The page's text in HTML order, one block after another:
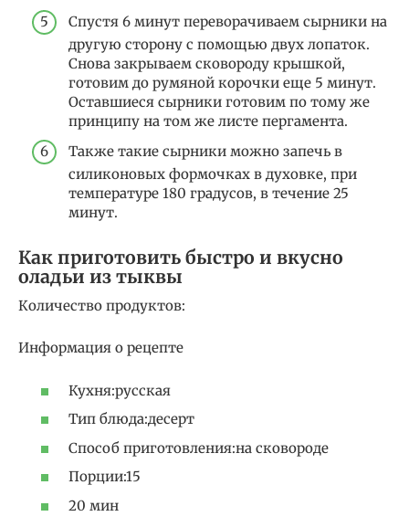
Спустя 6 минут переворачиваем сырники на
другую сторону с помощью двух лопаток.
Снова закрываем сковороду крышкой,
готовим до румяной корочки еще 5 минут.
Оставшиеся сырники готовим по тому же
принципу на том же листе пергамента.
Также такие сырники можно запечь в
силиконовых формочках в духовке, при
температуре 180 градусов, в течение 25
минут.
Как приготовить быстро и вкусно
оладьи из тыквы
Количество продуктов:
Информация о рецепте
Кухня:русская
Тип блюда:десерт
Способ приготовления:на сковороде
Порции:15
20 мин